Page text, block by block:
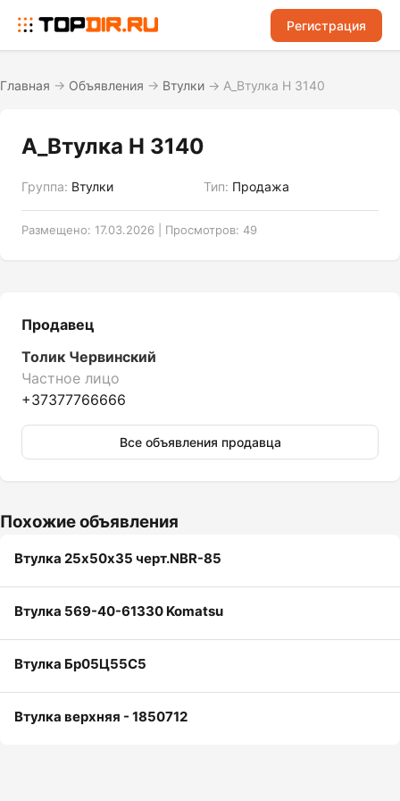
Регистрация
Главная → Объявления → Втулки → A_Втулка H 3140
A_Втулка H 3140
Группа: Втулки Тип: Продажа
Размещено: 17.03.2026 | Просмотров: 49
Продавец
Толик Червинский
Частное лицо
+37377766666
Все объявления продавца
Похожие объявления
Втулка 25х50х35 черт.NBR-85
Втулка 569-40-61330 Komatsu
Втулка Бр05Ц55С5
Втулка верхняя - 1850712